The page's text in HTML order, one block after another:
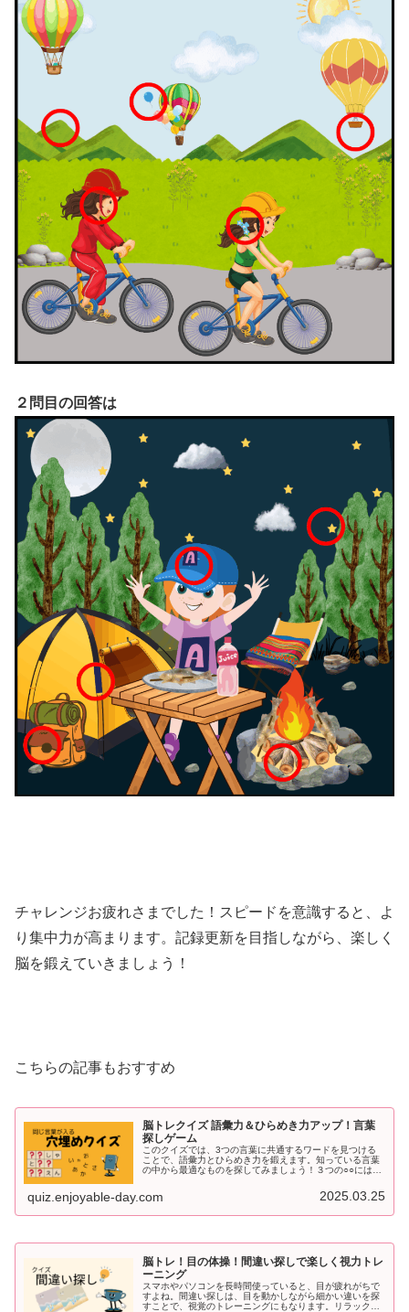
２問目の回答は
チャレンジお疲れさまでした！スピードを意識すると、よ
り集中力が高まります。記録更新を目指しながら、楽しく
脳を鍛えていきましょう！
こちらの記事もおすすめ
脳トレクイズ 語彙力＆ひらめき力アップ！言葉
探しゲーム
このクイズでは、3つの言葉に共通するワードを見つける
ことで、語彙力とひらめき力を鍛えます。知っている言葉
の中から最適なものを探してみましょう！３つの○○には同
quiz.enjoyable-day.com 2025.03.25
脳トレ！目の体操！間違い探しで楽しく視力トレ
ーニング
スマホやパソコンを長時間使っていると、目が疲れがちで
すよね。間違い探しは、目を動かしながら細かい違いを探
すことで、視覚のトレーニングにもなります。リラックス